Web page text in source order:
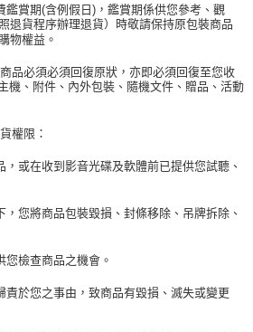
鑑賞期(含例假日)，鑑賞期係供您參考、觀
退貨程序辦理退貨）時敬請保持原包裝商品
物權益。
品必須必須回復原狀，亦即必須回復至您收
機、附件、內外包裝、隨機文件、贈品、活動
權限：
或在收到影音光碟及軟體前已提供您試聽、
您將商品包裝毀損、封條移除、吊牌拆除、
檢查商品之機會。
責於您之事由，致商品有毀損、滅失或變更